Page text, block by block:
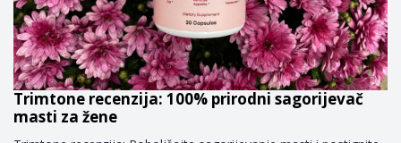
Trimtone recenzija: 100% prirodni sagorijevač
masti za žene